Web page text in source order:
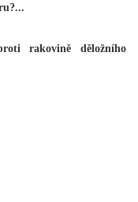
rakovině děložního